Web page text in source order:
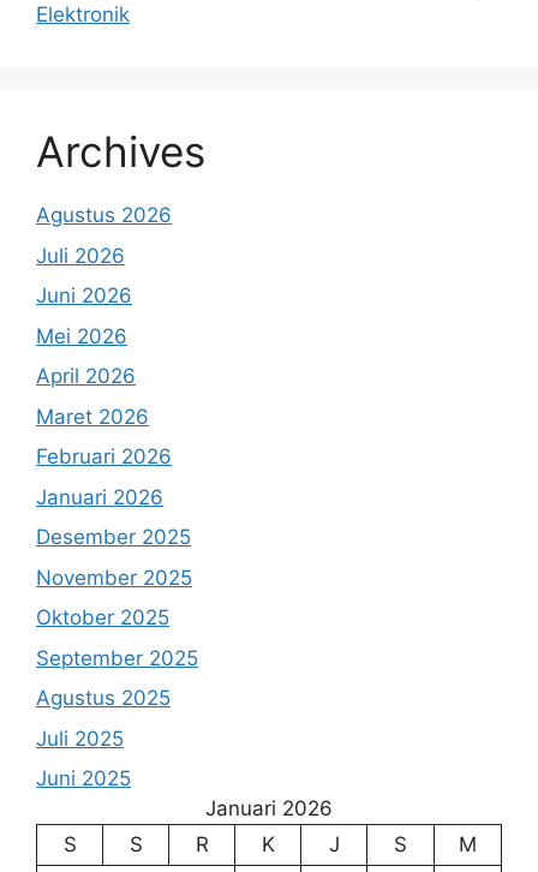
Elektronik
Archives
Agustus 2026
Juli 2026
Juni 2026
Mei 2026
April 2026
Maret 2026
Februari 2026
Januari 2026
Desember 2025
November 2025
Oktober 2025
September 2025
Agustus 2025
Juli 2025
Juni 2025
Januari 2026
S
S R K J S
M